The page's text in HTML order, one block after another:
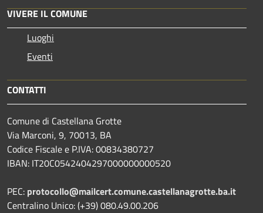
VIVERE IL COMUNE
Luoghi
Eventi
CONTATTI
Comune di Castellana Grotte
Via Marconi, 9, 70013, BA
Codice Fiscale e P.IVA: 00834380727
IBAN: IT20C0542404297000000000520
PEC: protocollo@mailcert.comune.castellanagrotte.ba.it
Centralino Unico: (+39) 080.49.00.206